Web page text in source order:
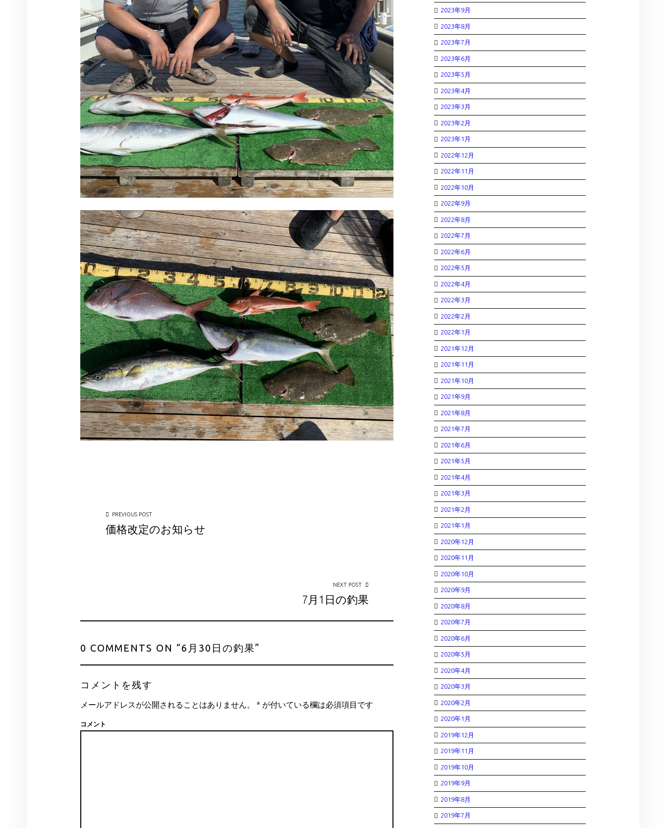
PREVIOUS POST
価格改定のお知らせ
NEXT POST
7月1日の釣果
0 COMMENTS ON “6月30日の釣果”
コメントを残す
メールアドレスが公開されることはありません。 * が付いている欄は必須項目です
コメント
2023年9月
2023年8月
2023年7月
2023年6月
2023年5月
2023年4月
2023年3月
2023年2月
2023年1月
2022年12月
2022年11月
2022年10月
2022年9月
2022年8月
2022年7月
2022年6月
2022年5月
2022年4月
2022年3月
2022年2月
2022年1月
2021年12月
2021年11月
2021年10月
2021年9月
2021年8月
2021年7月
2021年6月
2021年5月
2021年4月
2021年3月
2021年2月
2021年1月
2020年12月
2020年11月
2020年10月
2020年9月
2020年8月
2020年7月
2020年6月
2020年5月
2020年4月
2020年3月
2020年2月
2020年1月
2019年12月
2019年11月
2019年10月
2019年9月
2019年8月
2019年7月